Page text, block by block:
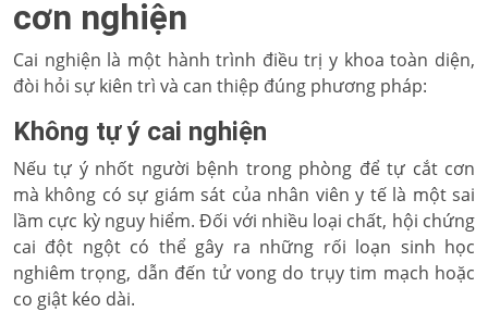
cơn nghiện
Cai nghiện là một hành trình điều trị y khoa toàn diện,
đòi hỏi sự kiên trì và can thiệp đúng phương pháp:
Không tự ý cai nghiện
Nếu tự ý nhốt người bệnh trong phòng để tự cắt cơn
mà không có sự giám sát của nhân viên y tế là một sai
lầm cực kỳ nguy hiểm. Đối với nhiều loại chất, hội chứng
cai đột ngột có thể gây ra những rối loạn sinh học
nghiêm trọng, dẫn đến tử vong do trụy tim mạch hoặc
co giật kéo dài.